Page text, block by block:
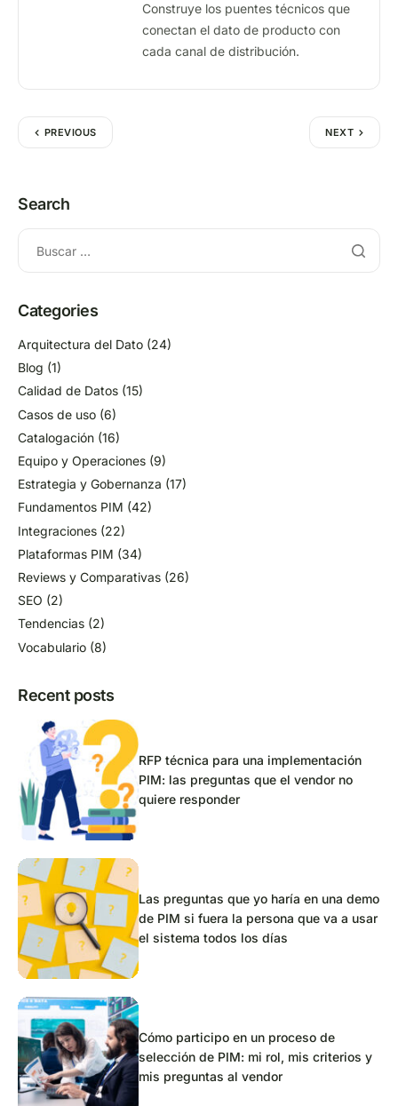
Construye los puentes técnicos que
conectan el dato de producto con
cada canal de distribución.
PREVIOUS NEXT
Search
Categories
Arquitectura del Dato (24)
Blog (1)
Calidad de Datos (15)
Casos de uso (6)
Catalogación (16)
Equipo y Operaciones (9)
Estrategia y Gobernanza (17)
Fundamentos PIM (42)
Integraciones (22)
Plataformas PIM (34)
Reviews y Comparativas (26)
SEO (2)
Tendencias (2)
Vocabulario (8)
Recent posts
RFP técnica para una implementación
PIM: las preguntas que el vendor no
quiere responder
Las preguntas que yo haría en una demo
de PIM si fuera la persona que va a usar
el sistema todos los días
Cómo participo en un proceso de
selección de PIM: mi rol, mis criterios y
mis preguntas al vendor